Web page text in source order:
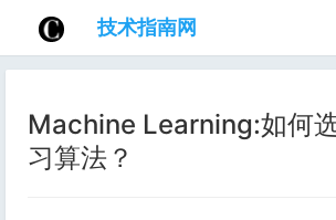
技术指南网
Machine Learning:如何
习算法？